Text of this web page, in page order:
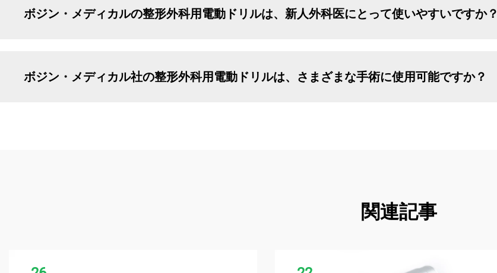
ボジン・メディカルの整形外科用電動ドリルは、新人外科医にとって使いやすいですか？
ボジン・メディカル社の整形外科用電動ドリルは、さまざまな手術に使用可能ですか？
関連記事